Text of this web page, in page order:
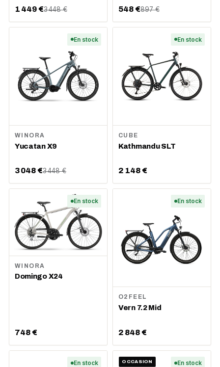
1 449 €3 448 € 548 €897 €
En stock
WINORA
Yucatan X9
3 048 €3 448 €
En stock
CUBE
Kathmandu SLT
2 148 €
En stock
WINORA
Domingo X24
748 €
En stock
O2FEEL
Vern 7.2 Mid
2 848 €
En stock OCCASION En stock